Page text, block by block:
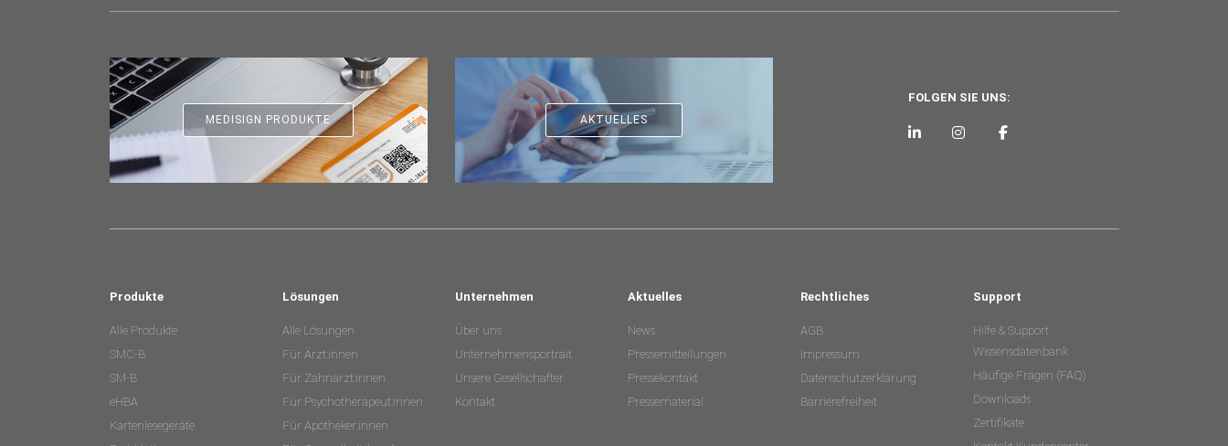
MEDISIGN PRODUKTE AKTUELLES
FOLGEN SIE UNS:
Produkte
Alle Produkte
SMC-B
SM-B
eHBA
Kartenlesegeräte
Lösungen
Alle Lösungen
Für Ärzt:innen
Für Zahnärzt:innen
Für Psychotherapeut:innen
Für Apotheker:innen
Unternehmen
Über uns
Unternehmensportrait
Unsere Gesellschafter
Kontakt
Aktuelles
News
Pressemitteilungen
Pressekontakt
Pressematerial
Rechtliches
AGB
Impressum
Datenschutzerklärung
Barrierefreiheit
Support
Hilfe & Support
Wissensdatenbank
Häufige Fragen (FAQ)
Downloads
Zertifikate